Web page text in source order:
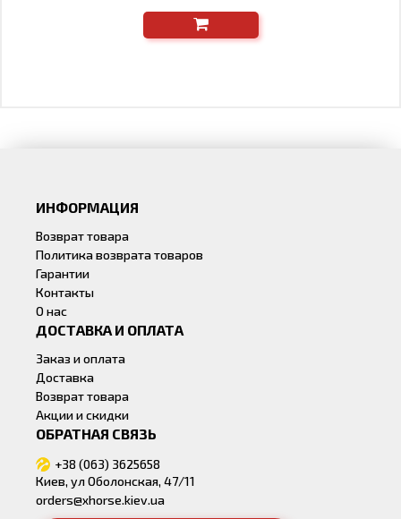
ИНФОРМАЦИЯ
Возврат товара
Политика возврата товаров
Гарантии
Контакты
О нас
ДОСТАВКА И ОПЛАТА
Заказ и оплата
Доставка
Возврат товара
Акции и скидки
ОБРАТНАЯ СВЯЗЬ
+38 (063) 3625658
Киев, ул Оболонская, 47/11
orders@xhorse.kiev.ua